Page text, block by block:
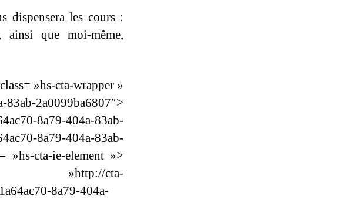
dispensera les cours :
que moi-même,
»hs-cta-wrapper »
2a0099ba6807″>
8a79-404a-83ab-
8a79-404a-83ab-
cta-ie-element »>
»http://cta-
8a79-404a-